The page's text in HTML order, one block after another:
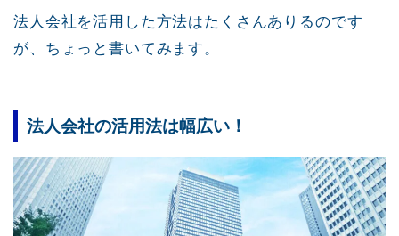
法人会社を活用した方法はたくさんありるのです
が、ちょっと書いてみます。
法人会社の活用法は幅広い！